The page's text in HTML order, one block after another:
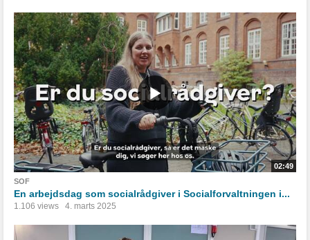
02:49
SOF
En arbejdsdag som socialrådgiver i Socialforvaltningen i...
1.106 views 4. marts 2025